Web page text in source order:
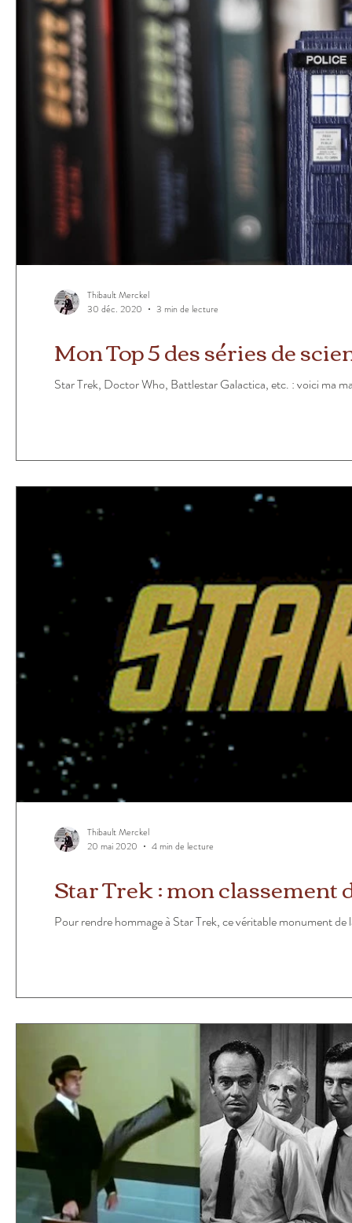
Mon Top 5 des séries de
Star Trek, Doctor Who, Battlestar Galactica, etc. : voici ma
Thibault Merckel
30 déc. 2020
3 min de lecture
Star Trek : mon
Pour rendre hommage à Star Trek, ce véritable monument
Thibault Merckel
20 mai 2020
4 min de lecture